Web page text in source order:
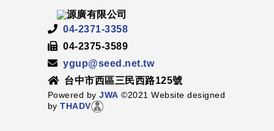
04-2371-3358
04-2375-3589
ygup@seed.net.tw
台中市西區三民西路125號
Powered by JWA ©2021 Website designed
byTHADV